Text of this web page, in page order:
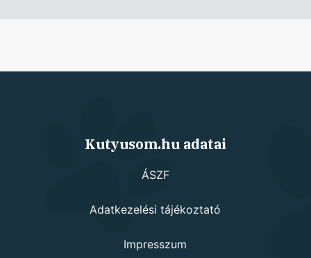
Kutyusom.hu adatai
ÁSZF
Adatkezelési tájékoztató
Impresszum